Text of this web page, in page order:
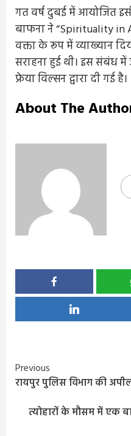
गत वर्ष दुबई में आयोजित
बाफना ने “Spirituality in
वक्ता के रूप में व्याख्यान
सराहना हुई थी। इस संबंध में
फ्रेया विल्सन द्वारा दी गई है।
About The
Continue
Reading
Previous
रायपुर पुलिस विभाग की
त्योहारों के मौसम में एक